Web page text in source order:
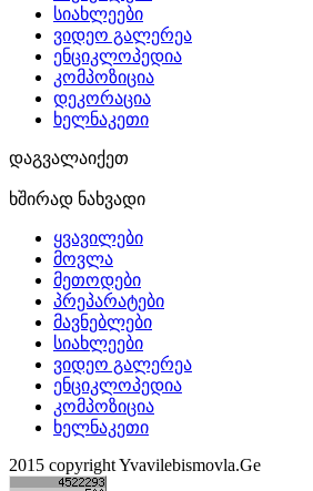
სიახლეები
ვიდეო გალერეა
ენციკლოპედია
კომპოზიცია
დეკორაცია
ხელნაკეთი
დაგვალაიქეთ
ხშირად ნახვადი
ყვავილები
მოვლა
მეთოდები
პრეპარატები
მავნებლები
სიახლეები
ვიდეო გალერეა
ენციკლოპედია
კომპოზიცია
ხელნაკეთი
2015 copyright Yvavilebismovla.Ge